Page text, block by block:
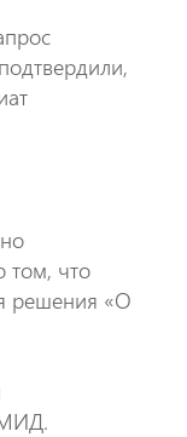
том, что
решения «О